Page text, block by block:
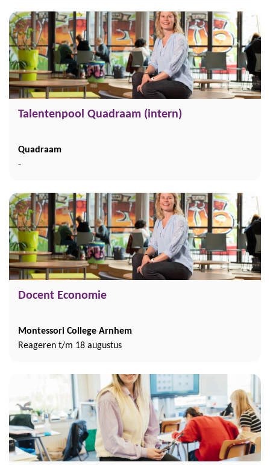
Talentenpool Quadraam (intern)
Quadraam
-
Docent Economie
Montessori College Arnhem
Reageren t/m 18 augustus